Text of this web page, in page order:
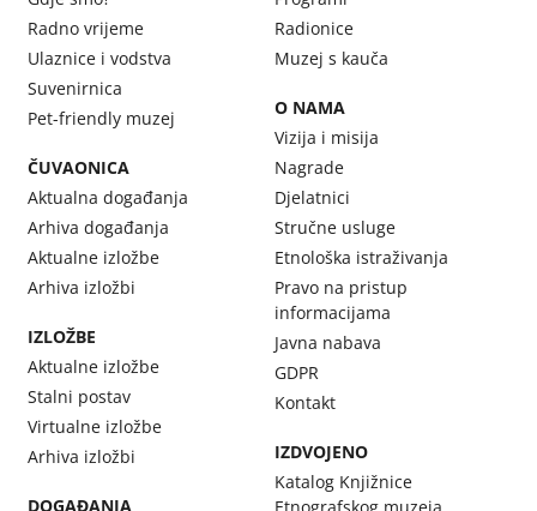
Radno vrijeme
Ulaznice i vodstva
Suvenirnica
Pet-friendly muzej
ČUVAONICA
Aktualna događanja
Arhiva događanja
Aktualne izložbe
Arhiva izložbi
IZLOŽBE
Aktualne izložbe
Stalni postav
Virtualne izložbe
Arhiva izložbi
DOGAĐANJA
Radionice
Muzej s kauča
O NAMA
Vizija i misija
Nagrade
Djelatnici
Stručne usluge
Etnološka istraživanja
Pravo na pristup
informacijama
Javna nabava
GDPR
Kontakt
IZDVOJENO
Katalog Knjižnice